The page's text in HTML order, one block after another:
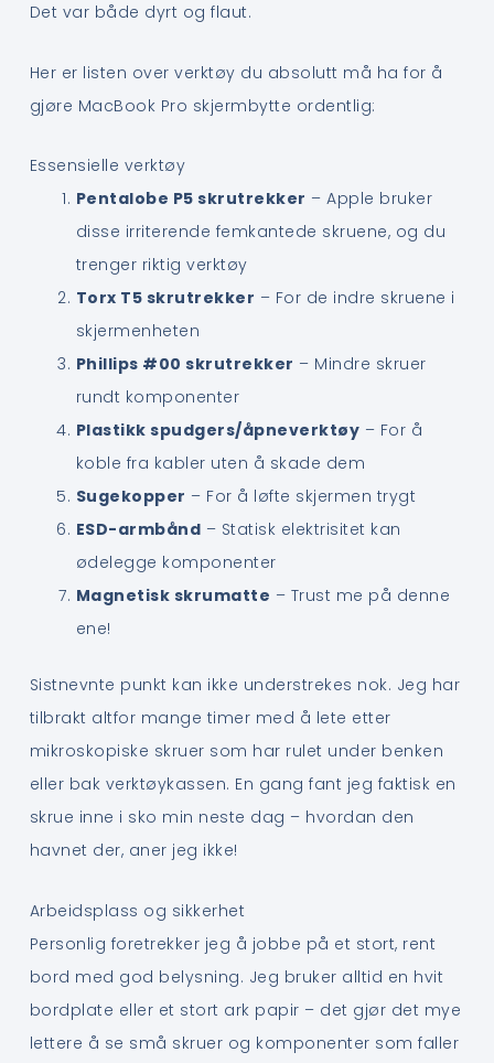
Det var både dyrt og flaut.
Her er listen over verktøy du absolutt må ha for å
gjøre MacBook Pro skjermbytte ordentlig:
Essensielle verktøy
Pentalobe P5 skrutrekker – Apple bruker
disse irriterende femkantede skruene, og du
trenger riktig verktøy
Torx T5 skrutrekker – For de indre skruene i
skjermenheten
Phillips #00 skrutrekker – Mindre skruer
rundt komponenter
Plastikk spudgers/åpneverktøy – For å
koble fra kabler uten å skade dem
Sugekopper – For å løfte skjermen trygt
ESD-armbånd – Statisk elektrisitet kan
ødelegge komponenter
Magnetisk skrumatte – Trust me på denne
ene!
Sistnevnte punkt kan ikke understrekes nok. Jeg har
tilbrakt altfor mange timer med å lete etter
mikroskopiske skruer som har rulet under benken
eller bak verktøykassen. En gang fant jeg faktisk en
skrue inne i sko min neste dag – hvordan den
havnet der, aner jeg ikke!
Arbeidsplass og sikkerhet
Personlig foretrekker jeg å jobbe på et stort, rent
bord med god belysning. Jeg bruker alltid en hvit
bordplate eller et stort ark papir – det gjør det mye
lettere å se små skruer og komponenter som faller